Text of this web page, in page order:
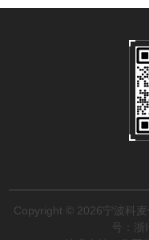
Copyright © 2026宁波科
号：浙